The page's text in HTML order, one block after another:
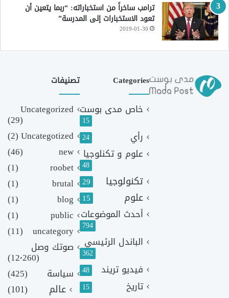
ترامب ساخراً من استخباراته: “ربما يتعين أن
تعود الاستخبارات إلى المدرسة”
2019-01-30
Categories
خاص مدى بوست
15
رأي 24
علوم و تكنلوجيا
48
تكنولوجيا 29
علوم 15
أحدث الموضوعات
794
الباندل الرئيسي
362
فيديو تريند 48
تاريخ 15
تصنيفات
Uncategorized
(29)
Uncategotized
(2)
new
(46)
roobet
(1)
brutal
(1)
blog
(1)
public
(1)
uncategory
(11)
صوتك وصل
(12٬260)
سياسة
(425)
عالم
(101)